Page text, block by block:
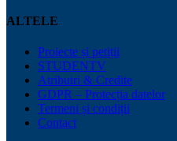
ALTELE
Proiecte și petiții
STUDENTV
Atribuiri & Credite
GDPR – Protecția datelor
Termeni și condiții
Contact